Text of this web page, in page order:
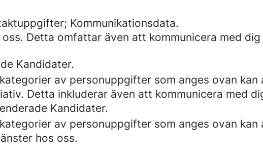
Kommunikationsdata.
Detta omfattar även att kommunicera med
Kandidater.
av personuppgifter som anges ovan
Detta inkluderar även att kommunicera med
Kandidater.
av personuppgifter som anges ovan
hos oss.